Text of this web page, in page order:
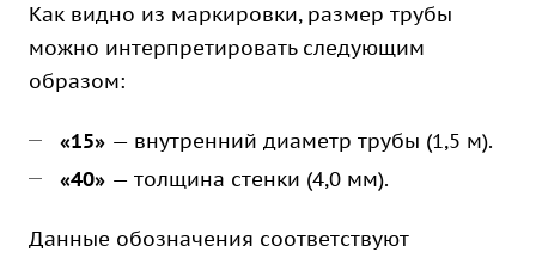
Как видно из маркировки, размер трубы
можно интерпретировать следующим
образом:
«15» — внутренний диаметр трубы (1,5 м).
«40» — толщина стенки (4,0 мм).
Данные обозначения соответствуют